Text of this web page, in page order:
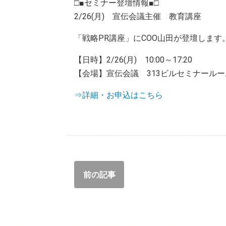
□■セミナー登壇情報■□
2/26(月) 宣伝会議主催 教育講座
「戦略PR講座」にCOO山田が登壇します。
【日時】2/26(月) 10:00～17:20
【会場】宣伝会議 313ビルセミナール
⇒詳細・お申込はこちら
前の記事